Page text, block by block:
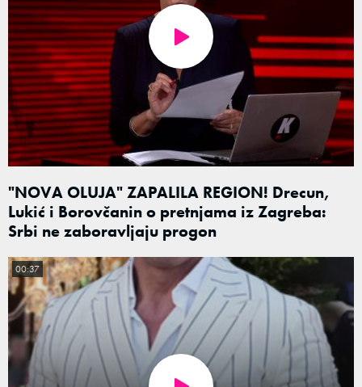
"NOVA OLUJA" ZAPALILA REGION! Drecun,
Lukić i Borovčanin o pretnjama iz Zagreba:
Srbi ne zaboravljaju progon
00:37